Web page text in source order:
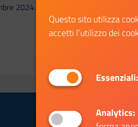
2024.
avere maggiori dettagli su:
Questo sito utilizza
accetti l’utilizzo dei
Essenziali:
Analytics: